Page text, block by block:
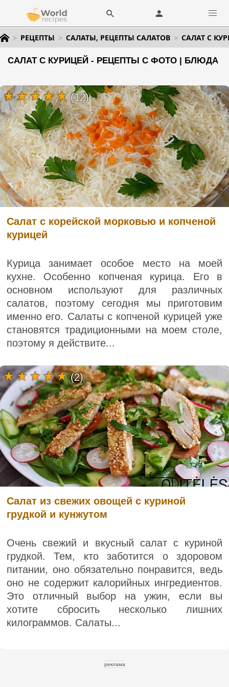
РЕЦЕПТЫ САЛАТЫ, РЕЦЕПТЫ САЛАТОВ САЛАТ С
САЛАТ С КУРИЦЕЙ - РЕЦЕПТЫ С ФОТО | БЛЮДА
Салат с корейской морковью и копченой
курицей
Курица занимает особое место на моей
кухне. Особенно копченая курица. Его в
основном используют для различных
салатов, поэтому сегодня мы приготовим
именно его. Салаты с копченой курицей уже
становятся традиционными на моем столе,
поэтому я действите...
(12)
Салат из свежих овощей с куриной
грудкой и кунжутом
Очень свежий и вкусный салат с куриной
грудкой. Тем, кто заботится о здоровом
питании, оно обязательно понравится, ведь
оно не содержит калорийных ингредиентов.
Это отличный выбор на ужин, если вы
хотите сбросить несколько лишних
килограммов. Салаты...
(2)
реклама